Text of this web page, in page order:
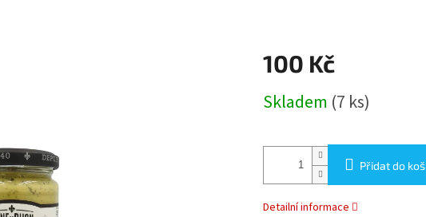
100 Kč
cena:
Skladem (7 ks)
Přidat do
Detailní informace